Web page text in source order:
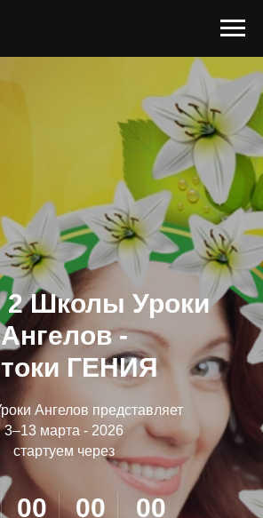
2 Школы Уроки
Ангелов -
ГЕНИЯ
Ангелов представляет
3–13 марта - 2026
стартуем через
00 00 00